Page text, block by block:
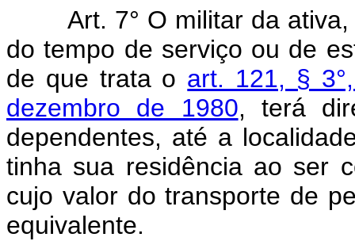
Art. 7° O militar da ativa,
do tempo de serviço ou de
de que trata o art. 121, §
dezembro de 1980, terá
dependentes, até a
tinha sua residência ao ser
cujo valor do transporte de
equivalente.